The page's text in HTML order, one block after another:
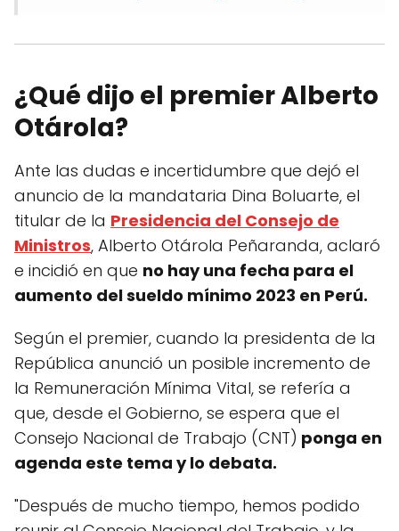
¿Qué dijo el premier Alberto
Otárola?
Ante las dudas e incertidumbre que dejó el
anuncio de la mandataria Dina Boluarte, el
titular de la Presidencia del Consejo de
Ministros, Alberto Otárola Peñaranda, aclaró
e incidió en que no hay una fecha para el
aumento del sueldo mínimo 2023 en Perú.
Según el premier, cuando la presidenta de la
República anunció un posible incremento de
la Remuneración Mínima Vital, se refería a
que, desde el Gobierno, se espera que el
Consejo Nacional de Trabajo (CNT) ponga en
agenda este tema y lo debata.
"Después de mucho tiempo, hemos podido